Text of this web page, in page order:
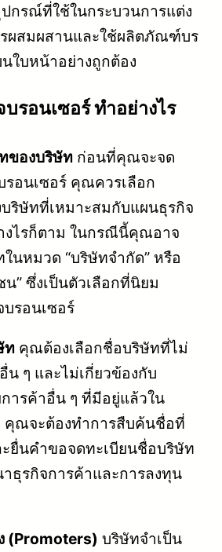
กรณ์ที่ใช้ในกระบวนการแต่ง
ผสมผสานและใช้ผลิตภัณฑ์บร
ใบหน้าอย่างถูกต้อง
รอนเซอร์ ทำอย่างไร
ของบริษัท ก่อนที่คุณจะจด
รอนเซอร์ คุณควรเลือก
บริษัทที่เหมาะสมกับแผนธุรกิจ
ไรก็ตาม ในกรณีนี้คุณอาจ
นหมวด “บริษัทจำกัด” หรือ
” ซึ่งเป็นตัวเลือกที่นิยม
รอนเซอร์
ท คุณต้องเลือกชื่อบริษัทที่ไม่
ๆ และไม่เกี่ยวข้องกับ
ารค้าอื่น ๆ ที่มีอยู่แล้วใน
คุณจะต้องทำการสืบค้นชื่อที่
ะยื่นคำขอจดทะเบียนชื่อบริษัท
ธุรกิจการค้าและการลงทุน
(Promoters) บริษัทจำเป็น